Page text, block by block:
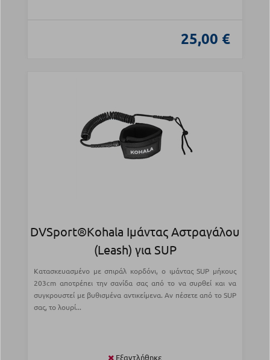
25,00 €
DVSport®Kohala Ιμάντας Αστραγάλου
(Leash) για SUP
Κατασκευασμένο με σπιράλ κορδόνι, ο ιμάντας SUP μήκους
203cm αποτρέπει την σανίδα σας από το να συρθεί και να
συγκρουστεί με βυθισμένα αντικείμενα. Αν πέσετε από το SUP
σας, το λουρί...
Εξαντλήθηκε